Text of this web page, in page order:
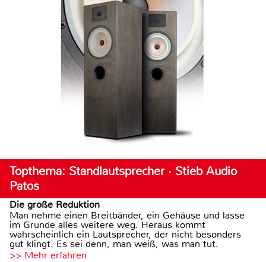
Topthema: Standlautsprecher · Stieb Audio
Patos
Die große Reduktion
Man nehme einen Breitbänder, ein Gehäuse und lasse
im Grunde alles weitere weg. Heraus kommt
wahrscheinlich ein Lautsprecher, der nicht besonders
gut klingt. Es sei denn, man weiß, was man tut.
>> Mehr erfahren